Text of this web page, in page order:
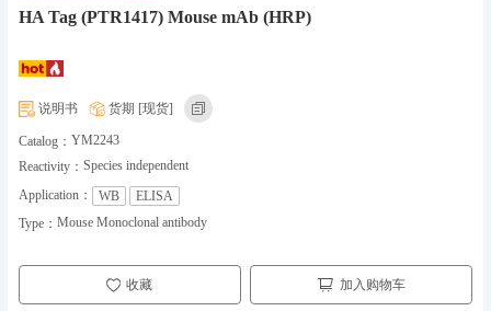
HA Tag (PTR1417) Mouse mAb (HRP)
说明书 货期 [现货]
Catalog： YM2243
Reactivity： Species independent
Application：
WB
ELISA
Type： Mouse Monoclonal antibody
收藏 加入购物车